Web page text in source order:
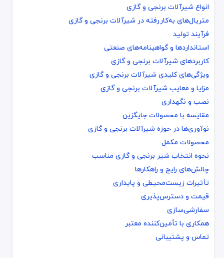
انواع شیرآلات برنجی و گازی
متریال‌های به‌کاررفته در شیرآلات برنجی و گازی
فرآیند تولید
استانداردها و گواهینامه‌های صنعتی
کاربردهای شیرآلات برنجی و گازی
ویژگی‌های کلیدی شیرآلات برنجی و گازی
مزایا و معایب شیرآلات برنجی و گازی
نصب و نگهداری
مقایسه با محصولات جایگزین
نوآوری‌ها در حوزه شیرآلات برنجی و گازی
محصولات مکمل
نحوه انتخاب شیر برنجی و گازی مناسب
چالش‌های رایج و راهکارها
تأثیرات زیست‌محیطی و پایداری
قیمت و دسترس‌پذیری
سفارشی‌سازی
همکاری با تأمین‌کننده معتبر
تماس و پشتیبانی
انواع شیرآلات برنجی و گازی
متریال‌های به‌کاررفته در شیرآلات برنجی و گازی
فرآیند تولید
استانداردها و گواهینامه‌های صنعتی
کاربردهای شیرآلات برنجی و گازی
ویژگی‌های کلیدی شیرآلات برنجی و گازی
مزایا و معایب شیرآلات برنجی و گازی
نصب و نگهداری
مقایسه با محصولات جایگزین
نوآوری‌ها در حوزه شیرآلات برنجی و گازی
محصولات مکمل
نحوه انتخاب شیر برنجی و گازی مناسب
چالش‌های رایج و راهکارها
تأثیرات زیست‌محیطی و پایداری
قیمت و دسترس‌پذیری
سفارشی‌سازی
همکاری با تأمین‌کننده معتبر
تماس و پشتیبانی